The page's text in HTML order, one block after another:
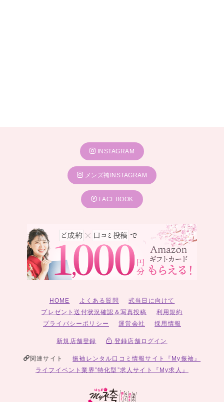
INSTAGRAM
メンズ袴INSTAGRAM
FACEBOOK
HOME よくある質問
式当日に向けて
プレゼント送付状況確認＆写真投稿
利用規約
プライバシーポリシー
運営会社 採用情報
新規店舗登録 登録店舗ログイン
関連サイト
振袖レンタル口コミ情報サイト『My振袖』
ライフイベント業界”特化型”求人サイト『My求人』